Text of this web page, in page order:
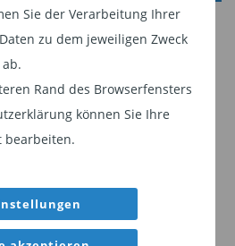
Sie der Verarbeitung Ihrer
zu dem jeweiligen Zweck
Rand des Browserfensters
können Sie Ihre
bearbeiten.
werden.
rasant und Anleger
in etablierte Mega-
spekulative Unternehmen.
sind anfälliger, falls der
verliert? Wir sind
weiterlesen
professionelle Anleger
auf "Weiter" bestätigen
Anleger sind
Datenschutzerklärung
Weiter